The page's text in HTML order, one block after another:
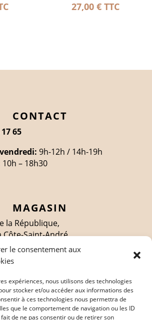
le consentement aux
expériences, nous utilisons des technologies
stocker et/ou accéder aux informations des
à ces technologies nous permettra de
que le comportement de navigation ou les ID
de ne pas consentir ou de retirer son
27,00€ TTC
CONTACT
65
9h-12h / 14h-19h
10h – 18h30
MAGASIN
la République,
Côte-Saint-André
SUIVEZ-MOI